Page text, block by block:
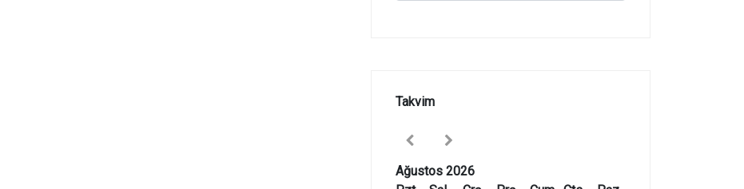
Takvim
Ağustos 2026